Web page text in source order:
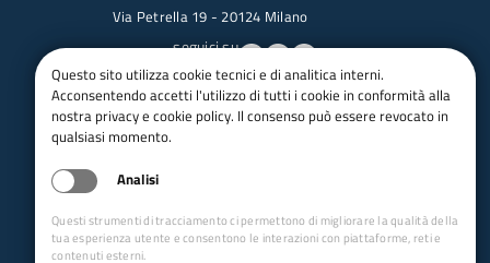
Via Petrella 19 - 20124 Milano
seguici su
Trasparenza
Amministrazione trasparente
bandi per le sezioni
Questo sito utilizza cookie tecnici e di analitica interni.
Acconsentendo accetti l'utilizzo di tutti i cookie in conformità alla
nostra privacy e cookie policy. Il consenso può essere revocato in
qualsiasi momento.
Analisi
Questi strumenti di tracciamento ci permettono di migliorare la qualità della
tua esperienza utente e consentono le interazioni con piattaforme, reti e
contenuti esterni.